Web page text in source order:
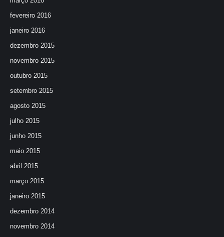
fevereiro 2016
janeiro 2016
dezembro 2015
novembro 2015
outubro 2015
setembro 2015
agosto 2015
julho 2015
junho 2015
maio 2015
abril 2015
março 2015
janeiro 2015
dezembro 2014
novembro 2014